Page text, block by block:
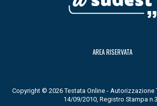
AREA RISERVATA
Copyright © 2026 Testata Online - Autorizzazione
14/09/2010, Registro Stampa